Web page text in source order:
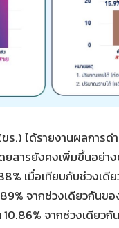
ร.) ได้รายงานผลการ
ยสารยังคงเพิ่มขึ้นอย่
เมื่อเทียบกับช่วงเ
จากช่วงเดียวกันข
จากช่วงเดียว